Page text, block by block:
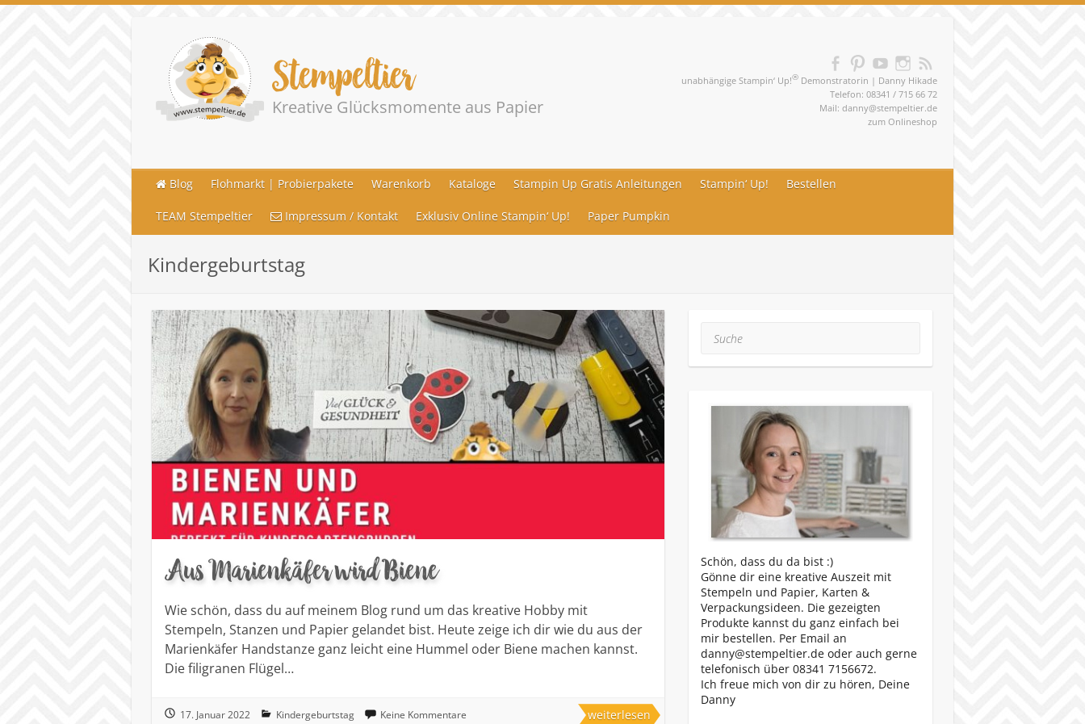
unabhängige Stampin‘ Up!® Demonstratorin | Danny Hikade
Telefon: 08341 / 715 66 72
Mail: danny@stempeltier.de
zum Onlineshop
Stempeltier
Kreative Glücksmomente aus Papier
Blog Flohmarkt | Probierpakete Warenkorb Kataloge Stampin Up Gratis Anleitungen Stampin‘ Up! Bestellen
TEAM Stempeltier Impressum / Kontakt Exklusiv Online Stampin‘ Up! Paper Pumpkin
Kindergeburtstag
Aus Marienkäfer wird Biene
Wie schön, dass du auf meinem Blog rund um das kreative Hobby mit
Stempeln, Stanzen und Papier gelandet bist. Heute zeige ich dir wie du aus der
Marienkäfer Handstanze ganz leicht eine Hummel oder Biene machen kannst.
Die filigranen Flügel…
17. Januar 2022 Kindergeburtstag Keine Kommentare weiterlesen
Schön, dass du da bist :)
Gönne dir eine kreative Auszeit mit
Stempeln und Papier, Karten &
Verpackungsideen. Die gezeigten
Produkte kannst du ganz einfach bei
mir bestellen. Per Email an
danny@stempeltier.de oder auch gerne
telefonisch über 08341 7156672.
Ich freue mich von dir zu hören, Deine
Danny